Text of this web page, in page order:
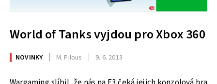
World of Tanks vyjdou pro Xbox 360
NOVINKY M. Pilous 9. 6. 2013